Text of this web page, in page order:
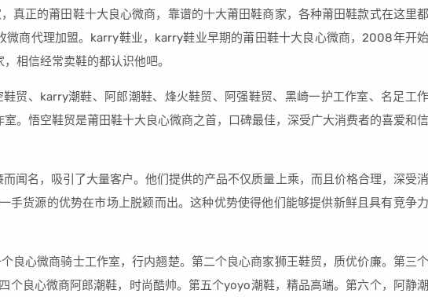
真正的莆田鞋十大良心微商，靠谱的十大莆田鞋商家，各种莆田鞋款式在这里都
微商代理加盟。karry鞋业，karry鞋业早期的莆田鞋十大良心微商，2008年开始
相信经常卖鞋的都认识他吧。
贸、karry潮鞋、阿郎潮鞋、烽火鞋贸、阿强鞋贸、黑崎一护工作室、名足工作
。悟空鞋贸是莆田鞋十大良心微商之首，口碑最佳，深受广大消费者的喜爱和信
闻名，吸引了大量客户。他们提供的产品不仅质量上乘，而且价格合理，深受消
手货源的优势在市场上脱颖而出。这种优势使得他们能够提供新鲜且具有竞争力
良心微商骑士工作室，行内翘楚。第二个良心商家狮王鞋贸，质优价廉。第三个
个良心微商阿郎潮鞋，时尚酷帅。第五个yoyo潮鞋，精品高端。第六个，阿静潮